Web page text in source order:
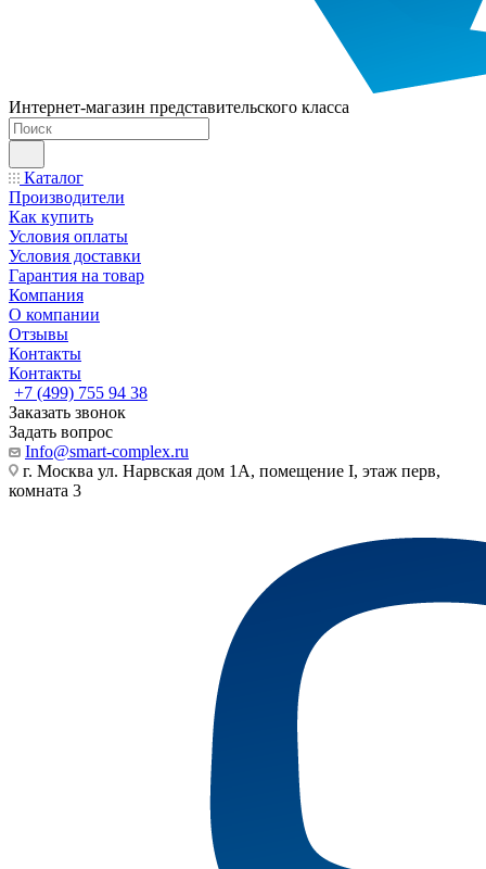
Интернет-магазин представительского класса
Каталог
Производители
Как купить
Условия оплаты
Условия доставки
Гарантия на товар
Компания
О компании
Отзывы
Контакты
Контакты
+7 (499) 755 94 38
Заказать звонок
Задать вопрос
Info@smart-complex.ru
г. Москва ул. Нарвская дом 1А, помещение I, этаж перв,
комната 3